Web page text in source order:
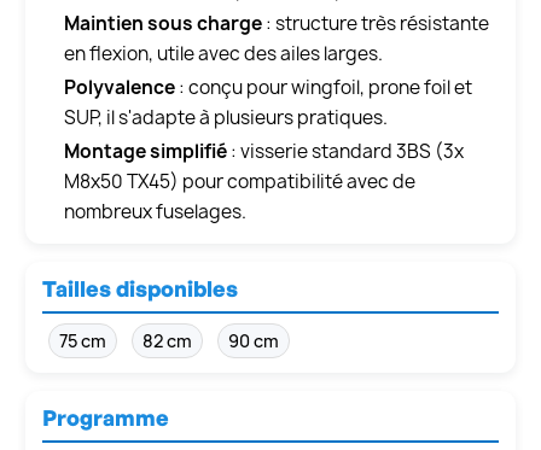
Maintien sous charge: structure très résistante
en flexion, utile avec des ailes larges.
Polyvalence: conçu pour wingfoil, prone foil et
SUP, il s'adapte à plusieurs pratiques.
Montage simplifié: visserie standard 3BS (3x
M8x50 TX45) pour compatibilité avec de
nombreux fuselages.
Tailles disponibles
75 cm 82 cm 90 cm
Programme